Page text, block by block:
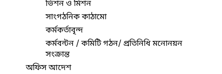
ভিশন ও মিশন
সাংগঠনিক কাঠামো
কর্মকর্তাবৃন্দ
কর্মবন্টন / কমিটি গঠন/ প্রতিনিধি মনোনয়ন
সংক্রান্ত
অফিস আদেশ